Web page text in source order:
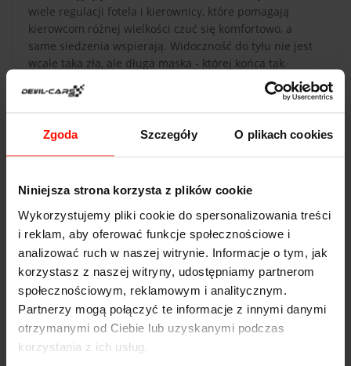
Zgoda Szczegóły O plikach cookies
Niniejsza strona korzysta z plików cookie
Wykorzystujemy pliki cookie do spersonalizowania treści
i reklam, aby oferować funkcje społecznościowe i
analizować ruch w naszej witrynie. Informacje o tym, jak
korzystasz z naszej witryny, udostępniamy partnerom
społecznościowym, reklamowym i analitycznym.
Partnerzy mogą połączyć te informacje z innymi danymi
otrzymanymi od Ciebie lub uzyskanymi podczas
korzystania z ich usług.
wiele regulacji fotela i kierownicy, które pomagają
kierowcom różnej wielkości czuć się komfortowo, a
same siedzenia wspierają. Widoczność do tyłu nie jest
wcale taka zła, ale długa maska - której końca tak
naprawdę nie widać - oznacza, że musisz polegać na
standardowych przednich czujnikach parkowania.
DANE TECHNICZNE
Mercedes AMG GT
Przyspieszenie:
3.9s do 100 km/h
Prędkość max:
304km/h
Moc:
469KM
Waga: